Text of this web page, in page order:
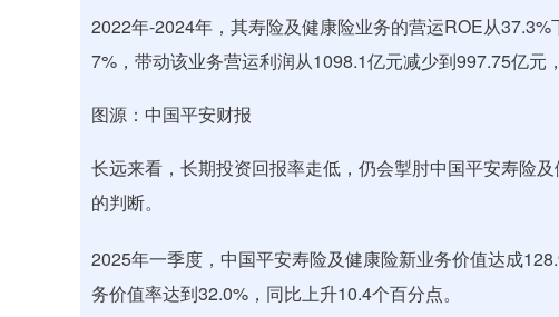
2022年-2024年，其寿险及健康险业务的营运ROE从
7%，带动该业务营运利润从1098.1亿元减少到997.75亿元
图源：中国平安财报
长远来看，长期投资回报率走低，仍会掣肘中国平安寿险
的判断。
2025年一季度，中国平安寿险及健康险新业务价值达成
务价值率达到32.0%，同比上升10.4个百分点。